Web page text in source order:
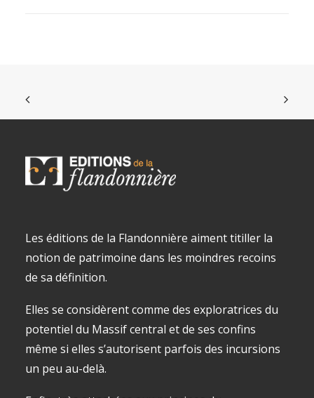
Les éditions de la Flandonnière aiment titiller la
notion de patrimoine dans les moindres recoins
de sa définition.
Elles se considèrent comme des exploratrices du
potentiel du Massif central et de ses confins
même si elles s’autorisent parfois des incursions
un peu au-delà.